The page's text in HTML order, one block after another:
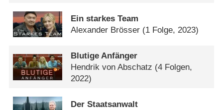
Ein starkes Team
Alexander Brösser (1 Folge, 2023)
Blutige Anfänger
Hendrik von Abschatz (4 Folgen,
2022)
Der Staatsanwalt